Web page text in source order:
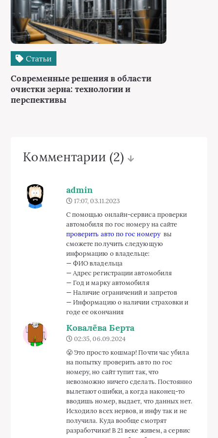
Статьи
Современные решения в области
очистки зерна: технологии и
перспективы
Комментарии (2)
admin
17:07, 03.11.2023
С помощью онлайн-сервиса проверки
автомобиля по гос номеру на сайте
проверить авто по гос номерувы
сможете получить следующую
информацию о владельце:
— ФИО владельца
— Адрес регистрации автомобиля
— Год и марку автомобиля
— Наличие ограничений и запретов
— Информацию о наличии страховки и
годе ее окончания
Ковалёва Берта
02:35, 06.09.2024
😤 Это просто кошмар! Почти час убила
на попытку проверить авто по гос
номеру, но сайт тупит так, что
невозможно ничего сделать. Постоянно
вылетают ошибки, а когда наконец-то
вводишь номер, выдает, что данных нет.
Исходило всех нервов, и инфу так и не
получила. Куда вообще смотрят
разработчики! В 21 веке живем, а сервис